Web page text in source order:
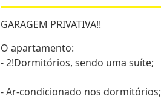
GARAGEM PRIVATIVA!!
O apartamento:
- 2!Dormitórios, sendo uma suíte;
- Ar-condicionado nos dormitórios;